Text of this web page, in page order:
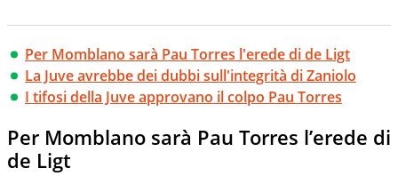
Per Momblano sarà Pau Torres l'erede di de Ligt
La Juve avrebbe dei dubbi sull'integrità di Zaniolo
I tifosi della Juve approvano il colpo Pau Torres
Per Momblano sarà Pau Torres l’erede di
de Ligt